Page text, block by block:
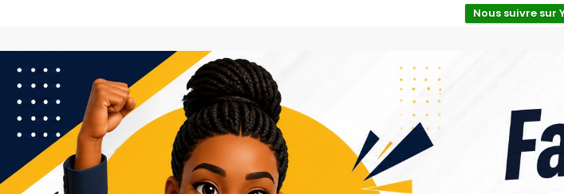
Nous suivre sur